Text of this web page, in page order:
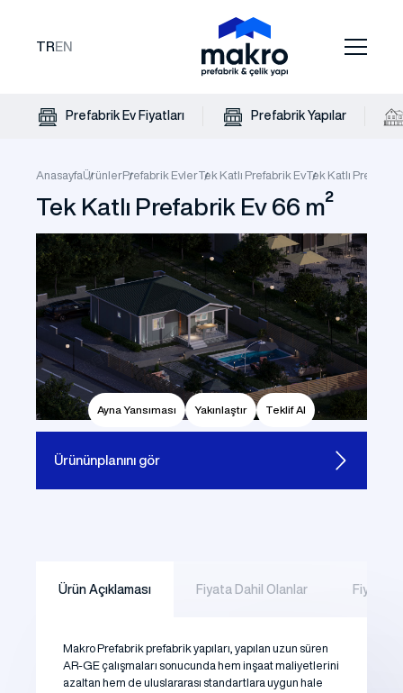
TR EN
Prefabrik Ev Fiyatları Prefabrik Yapılar
AnasayfaÜrünlerPrefabrik EvlerTek Katlı Prefabrik EvTek Katlı Prefabrik
Tek Katlı Prefabrik Ev 66 m²
Ayna Yansıması Yakınlaştır Teklif Al
Ürününplanını gör
Ürün Açıklaması Fiyata Dahil Olanlar Fiyata
Makro Prefabrik prefabrik yapıları, yapılan uzun süren
AR-GE çalışmaları sonucunda hem inşaat maliyetlerini
azaltan hem de uluslararası standartlara uygun hale